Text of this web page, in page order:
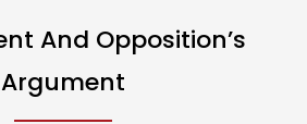
And Opposition’s
Argument